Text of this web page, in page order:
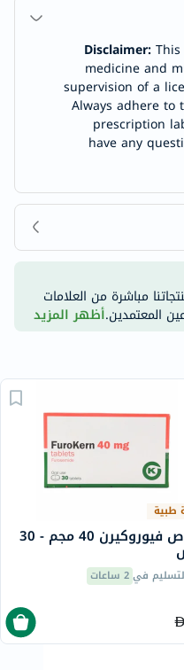
Disclaimer:
medicine and
supervision of a
Always adhere
prescription
have any
مباشرة من العلامات
المعتمدين.أظهر المزيد
طبية
أقراص فيوروكيرن 40 مجم - 30
في 2 ساعات